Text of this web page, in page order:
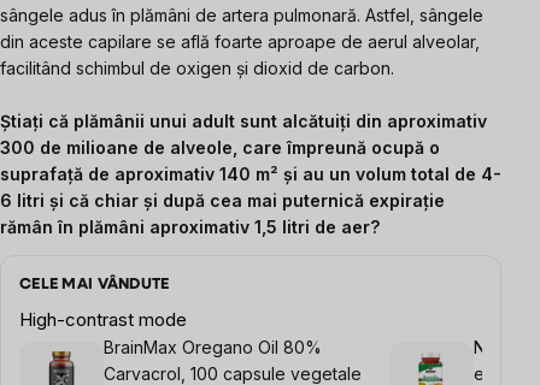
sângele adus în plămâni de artera pulmonară. Astfel, sângele
din aceste capilare se află foarte aproape de aerul alveolar,
facilitând schimbul de oxigen și dioxid de carbon.
Știați că plămânii unui adult sunt alcătuiți din aproximativ
300 de milioane de alveole, care împreună ocupă o
suprafață de aproximativ 140 m² și au un volum total de 4-
6 litri și că chiar și după cea mai puternică expirație
rămân în plămâni aproximativ 1,5 litri de aer?
CELE MAI VÂNDUTE
High-contrast mode
BrainMax Oregano Oil 80%
Carvacrol, 100 capsule vegetale
extract,